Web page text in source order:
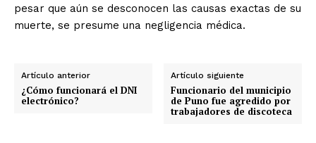
pesar que aún se desconocen las causas exactas de su
muerte, se presume una negligencia médica.
Artículo anterior
¿Cómo funcionará el DNI
electrónico?
Artículo siguiente
Funcionario del municipio
de Puno fue agredido por
trabajadores de discoteca